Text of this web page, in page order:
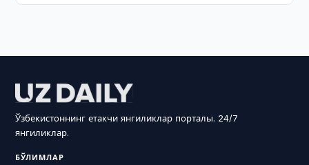
Ўзбекистоннинг етакчи янгиликлар порталы. 24/7
янгиликлар.
БЎЛИМЛАР